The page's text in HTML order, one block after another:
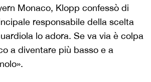
Monaco, Klopp confessò di
responsabile della scelta
lo adora. Se va via è colpa
a diventare più basso e a